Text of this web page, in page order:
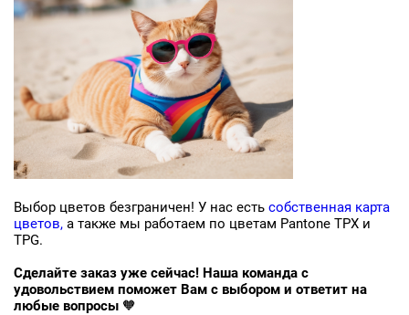
Выбор цветов безграничен! У нас есть собственная карта
цветов, а также мы работаем по цветам Pantone TPX и
TPG.
Сделайте заказ уже сейчас! Наша команда с
удовольствием поможет Вам с выбором и ответит на
любые вопросы 🧡
Заявка на бесплатные образцы
ФИО
Ваше имя
Ваш телефон